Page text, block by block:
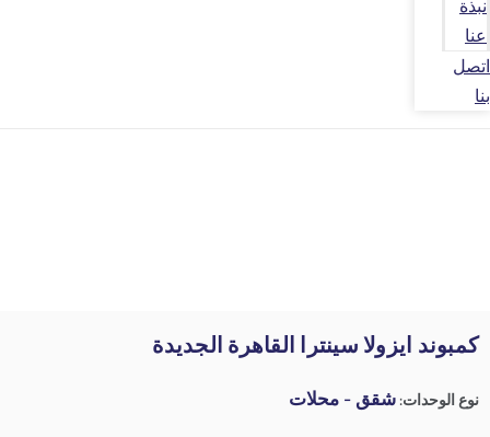
عنا
اتصل
بنا
كمبوند ايزولا سينترا القاهرة الجديدة
نوع الوحدات:شقق - محلات